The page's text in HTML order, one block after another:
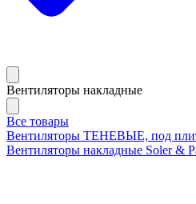
Вентиляторы накладные
Все товары
Вентиляторы ТЕНЕВЫЕ, под
Вентиляторы накладные Soler &